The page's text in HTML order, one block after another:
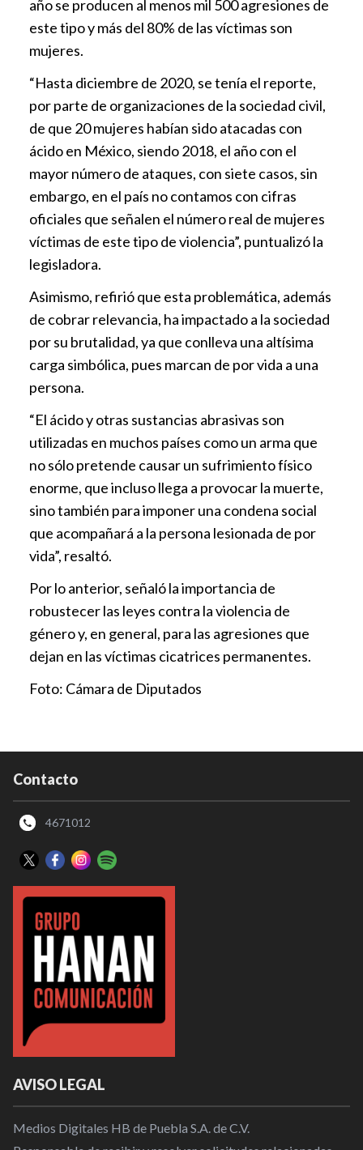
año se producen al menos mil 500 agresiones de
este tipo y más del 80% de las víctimas son
mujeres.
“Hasta diciembre de 2020, se tenía el reporte,
por parte de organizaciones de la sociedad civil,
de que 20 mujeres habían sido atacadas con
ácido en México, siendo 2018, el año con el
mayor número de ataques, con siete casos, sin
embargo, en el país no contamos con cifras
oficiales que señalen el número real de mujeres
víctimas de este tipo de violencia”, puntualizó la
legisladora.
Asimismo, refirió que esta problemática, además
de cobrar relevancia, ha impactado a la sociedad
por su brutalidad, ya que conlleva una altísima
carga simbólica, pues marcan de por vida a una
persona.
“El ácido y otras sustancias abrasivas son
utilizadas en muchos países como un arma que
no sólo pretende causar un sufrimiento físico
enorme, que incluso llega a provocar la muerte,
sino también para imponer una condena social
que acompañará a la persona lesionada de por
vida”, resaltó.
Por lo anterior, señaló la importancia de
robustecer las leyes contra la violencia de
género y, en general, para las agresiones que
dejan en las víctimas cicatrices permanentes.
Foto: Cámara de Diputados
Contacto
4671012
AVISO LEGAL
Medios Digitales HB de Puebla S.A. de C.V.